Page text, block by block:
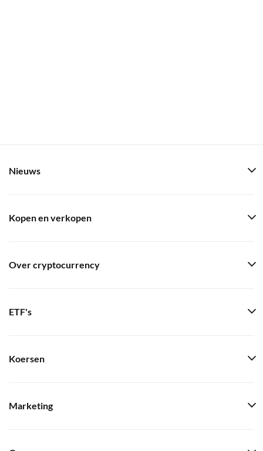
Nieuws
Kopen en verkopen
Over cryptocurrency
ETF's
Koersen
Marketing